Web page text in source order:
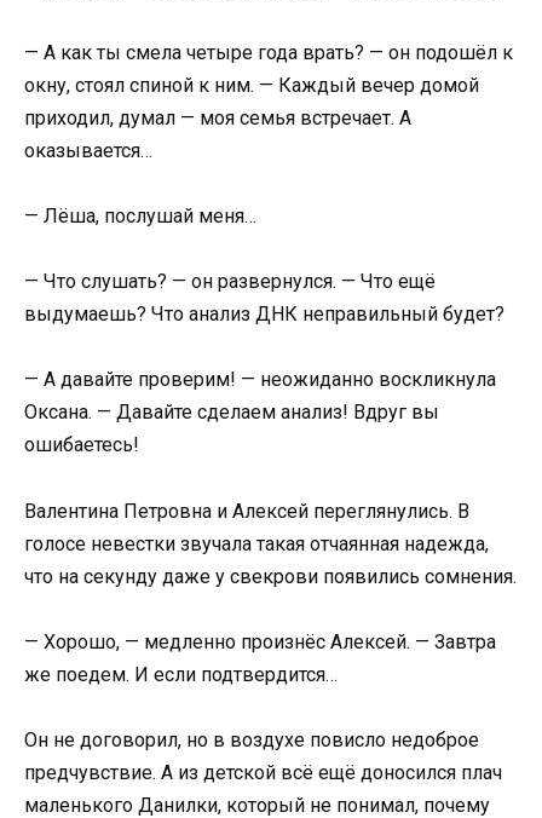
— А как ты смела четыре года врать? — он подошёл к
окну, стоял спиной к ним. — Каждый вечер домой
приходил, думал — моя семья встречает. А
оказывается…
— Лёша, послушай меня…
— Что слушать? — он развернулся. — Что ещё
выдумаешь? Что анализ ДНК неправильный будет?
— А давайте проверим! — неожиданно воскликнула
Оксана. — Давайте сделаем анализ! Вдруг вы
ошибаетесь!
Валентина Петровна и Алексей переглянулись. В
голосе невестки звучала такая отчаянная надежда,
что на секунду даже у свекрови появились сомнения.
— Хорошо, — медленно произнёс Алексей. — Завтра
же поедем. И если подтвердится…
Он не договорил, но в воздухе повисло недоброе
предчувствие. А из детской всё ещё доносился плач
маленького Данилки, который не понимал, почему